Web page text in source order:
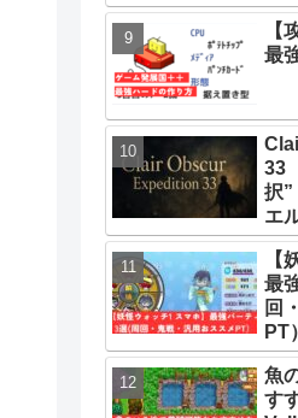
【
最
33
択”
エ
テ
【
最
回
PT
魚
す